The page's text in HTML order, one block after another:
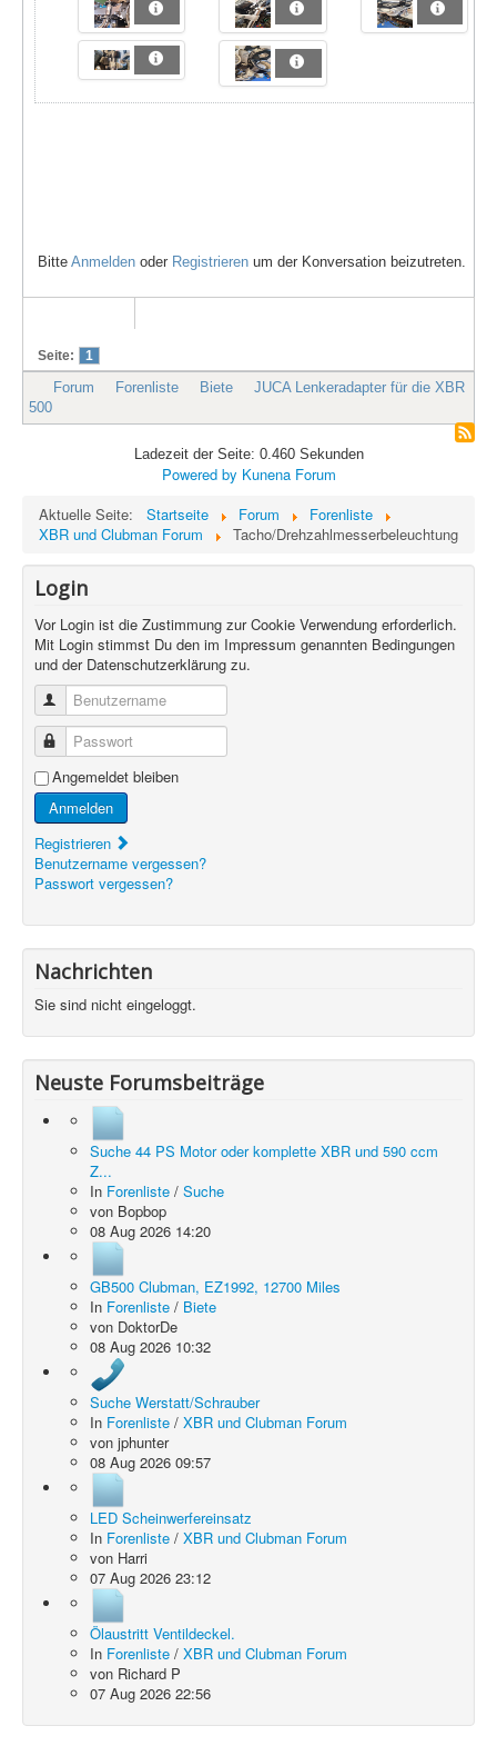
Bitte Anmelden oder Registrieren um der Konversation beizutreten.
Seite: 1
Forum Forenliste Biete
JUCA Lenkeradapter für die XBR
500
Ladezeit der Seite: 0.460 Sekunden
Powered by Kunena Forum
Aktuelle Seite:
Startseite Forum
Forenliste
XBR und Clubman Forum
Tacho/Drehzahlmesserbeleuchtung
Login
Vor Login ist die Zustimmung zur Cookie Verwendung erforderlich.
Mit Login stimmst Du den im Impressum genannten Bedingungen
und der Datenschutzerklärung zu.
Benutzername
Passwort
Angemeldet bleiben
Anmelden
Registrieren
Benutzername vergessen?
Passwort vergessen?
Nachrichten
Sie sind nicht eingeloggt.
Neuste Forumsbeiträge
Suche 44 PS Motor oder komplette XBR und 590 ccm
Z...
In Forenliste / Suche
von Bopbop
08 Aug 2026 14:20
GB500 Clubman, EZ1992, 12700 Miles
In Forenliste / Biete
von DoktorDe
08 Aug 2026 10:32
Suche Werstatt/Schrauber
In Forenliste / XBR und Clubman Forum
von jphunter
08 Aug 2026 09:57
LED Scheinwerfereinsatz
In Forenliste / XBR und Clubman Forum
von Harri
07 Aug 2026 23:12
Ölaustritt Ventildeckel.
In Forenliste / XBR und Clubman Forum
von Richard P
07 Aug 2026 22:56